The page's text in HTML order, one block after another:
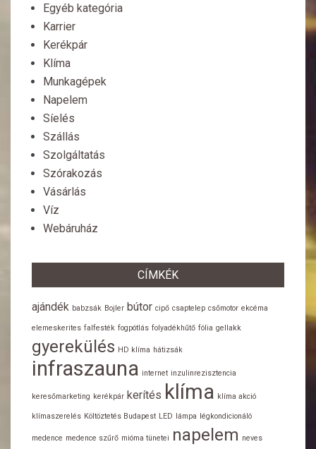
Egyéb kategória
Karrier
Kerékpár
Klíma
Munkagépek
Napelem
Síelés
Szállás
Szolgáltatás
Szórakozás
Vásárlás
Víz
Webáruház
CÍMKÉK
ajándék babzsák Bojler bútor cipő csaptelep csőmotor ekcéma
elemeskerites falfesték fogpótlás folyadékhűtő fólia gellakk
gyerekülés HD klíma hátizsák
infraszauna internet inzulinrezisztencia
keresőmarketing kerékpár kerítés klíma klíma akció
klímaszerelés Költöztetés Budapest LED lámpa légkondicionáló
medence medence szűrő mióma tünetei napelem neves